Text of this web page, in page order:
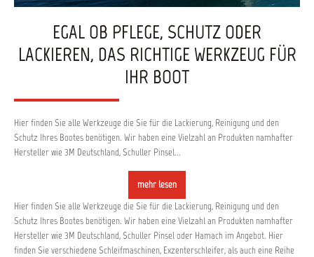
EGAL OB PFLEGE, SCHUTZ ODER
LACKIEREN, DAS RICHTIGE WERKZEUG FÜR
IHR BOOT
Hier finden Sie alle Werkzeuge die Sie für die Lackierung, Reinigung und den
Schutz Ihres Bootes benötigen. Wir haben eine Vielzahl an Produkten namhafter
Hersteller wie 3M Deutschland, Schuller Pinsel...
mehr lesen
Hier finden Sie alle Werkzeuge die Sie für die Lackierung, Reinigung und den
Schutz Ihres Bootes benötigen. Wir haben eine Vielzahl an Produkten namhafter
Hersteller wie 3M Deutschland, Schuller Pinsel oder Hamach im Angebot. Hier
finden Sie verschiedene Schleifmaschinen, Exzenterschleifer, als auch eine Reihe